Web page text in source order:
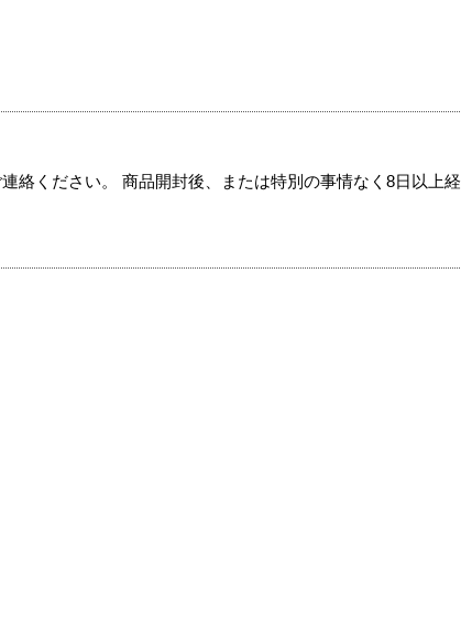
絡ください。 商品開封後、または特別の事情なく8日以上経